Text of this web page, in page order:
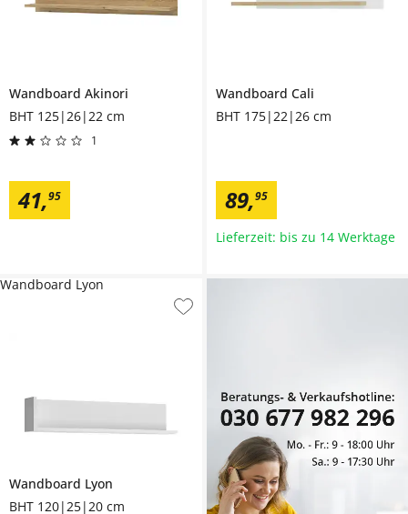
Wandboard Akinori
BHT 125|26|22 cm
1
41,95
Wandboard Cali
BHT 175|22|26 cm
89,95
Lieferzeit: bis zu 14 Werktage
Wandboard Lyon
BHT 120|25|20 cm
Wandboard Lyon